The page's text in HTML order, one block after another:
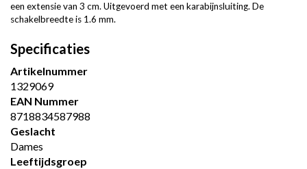
een extensie van 3 cm. Uitgevoerd met een karabijnsluiting. De
schakelbreedte is 1.6 mm.
Specificaties
Artikelnummer
1329069
EAN Nummer
8718834587988
Geslacht
Dames
Leeftijdsgroep